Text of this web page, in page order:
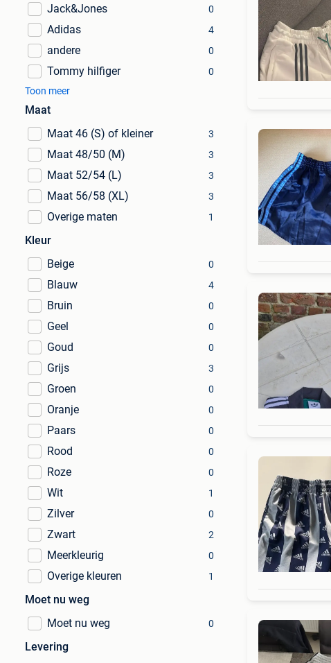
Jack&Jones 0
Adidas 4
andere 0
Tommy hilfiger
0
Toon meer
Maat
Maat 46 (S) of kleiner
3
Maat 48/50 (M) 3
Maat 52/54 (L) 3
Maat 56/58 (XL) 3
Overige maten 1
Kleur
Beige
0
Blauw 4
Bruin 0
Geel 0
Goud 0
Grijs 3
Groen 0
Oranje 0
Paars 0
Rood 0
Roze 0
Wit 1
Zilver 0
Zwart 2
Meerkleurig 0
Overige kleuren 1
Moet nu weg
Moet nu weg
0
Levering